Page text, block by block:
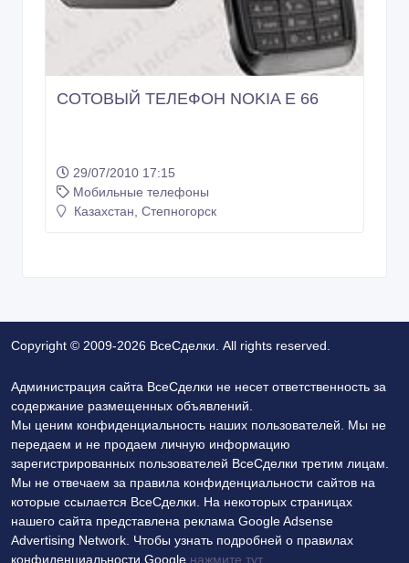
СОТОВЫЙ ТЕЛЕФОН NOKIA E 66
29/07/2010 17:15
Мобильные телефоны
Казахстан, Степногорск
Copyright © 2009-2026 ВсеСделки. All rights reserved.
Администрация сайта ВсеСделки не несет ответственность за
содержание размещенных объявлений.
Мы ценим конфиденциальность наших пользователей. Мы не
передаем и не продаем личную информацию
зарегистрированных пользователей ВсеСделки третим лицам.
Мы не отвечаем за правила конфиденциальности сайтов на
которые ссылается ВсеСделки. На некоторых страницах
нашего сайта представлена реклама Google Adsense
Advertising Network. Чтобы узнать подробней о правилах
конфиденциальности Google нажмите тут.